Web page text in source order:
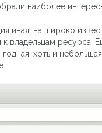
наиболее
иная: на широко
владельцам ресурса.
годная, хоть и